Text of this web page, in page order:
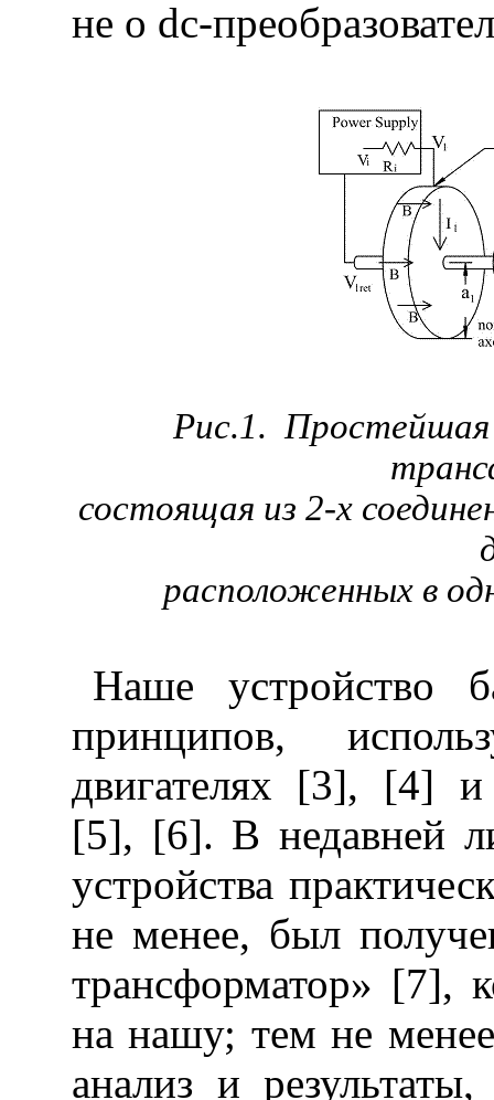
не о dc-
Рис.1. Простейшая
состоящая из 2-х
расположенных в
Наше устройство
принципов,
двигателях [3], [4] и
[5], [6]. В недавней
устройства
не менее, был
трансформатор» [7],
на нашу; тем не
анализ и